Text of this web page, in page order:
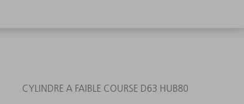
CYLINDRE A FAIBLE COURSE D63 HUB80